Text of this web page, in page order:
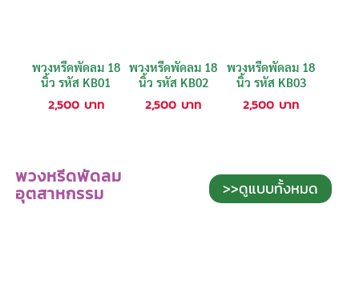
พวงหรีดพัดลม 18
นิ้ว รหัส KB01
2,500 บาท
พวงหรีดพัดลม 18
นิ้ว รหัส KB02
2,500 บาท
พวงหรีดพัดลม 18
นิ้ว รหัส KB03
2,500 บาท
พวงหรีดพัดลม
อุตสาหกรรม >>ดูแบบทั้งหมด